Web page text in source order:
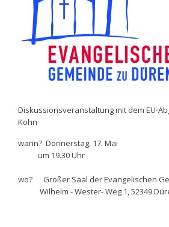
Diskussionsveranstaltung mit dem EU-
Kohn
wann? Donnerstag, 17. Mai
um 19.30 Uhr
wo? Großer Saal der Evangelischen
Wilhelm - Wester- Weg 1, 52349